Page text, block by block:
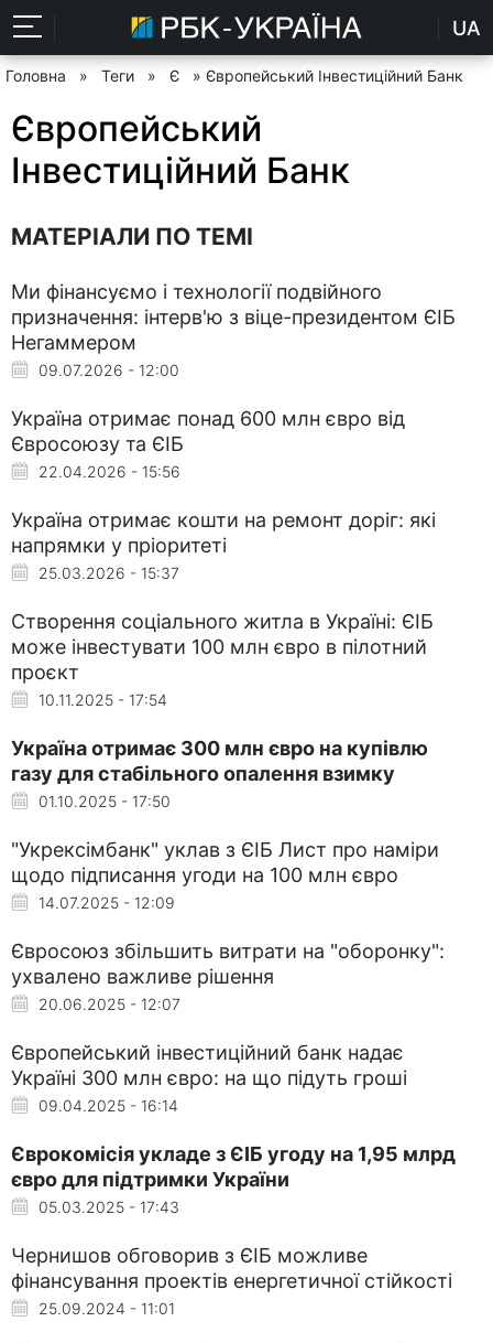
UA
Головна » Теги » Є » Європейський Інвестиційний Банк
Європейський
Інвестиційний Банк
МАТЕРІАЛИ ПО ТЕМІ
Ми фінансуємо і технології подвійного
призначення: інтерв'ю з віце-президентом ЄІБ
Негаммером
09.07.2026 - 12:00
Україна отримає понад 600 млн євро від
Євросоюзу та ЄІБ
22.04.2026 - 15:56
Україна отримає кошти на ремонт доріг: які
напрямки у пріоритеті
25.03.2026 - 15:37
Створення соціального житла в Україні: ЄІБ
може інвестувати 100 млн євро в пілотний
проєкт
10.11.2025 - 17:54
Україна отримає 300 млн євро на купівлю
газу для стабільного опалення взимку
01.10.2025 - 17:50
"Укрексімбанк" уклав з ЄІБ Лист про наміри
щодо підписання угоди на 100 млн євро
14.07.2025 - 12:09
Євросоюз збільшить витрати на "оборонку":
ухвалено важливе рішення
20.06.2025 - 12:07
Європейський інвестиційний банк надає
Україні 300 млн євро: на що підуть гроші
09.04.2025 - 16:14
Єврокомісія укладе з ЄІБ угоду на 1,95 млрд
євро для підтримки України
05.03.2025 - 17:43
Чернишов обговорив з ЄІБ можливе
фінансування проектів енергетичної стійкості
25.09.2024 - 11:01